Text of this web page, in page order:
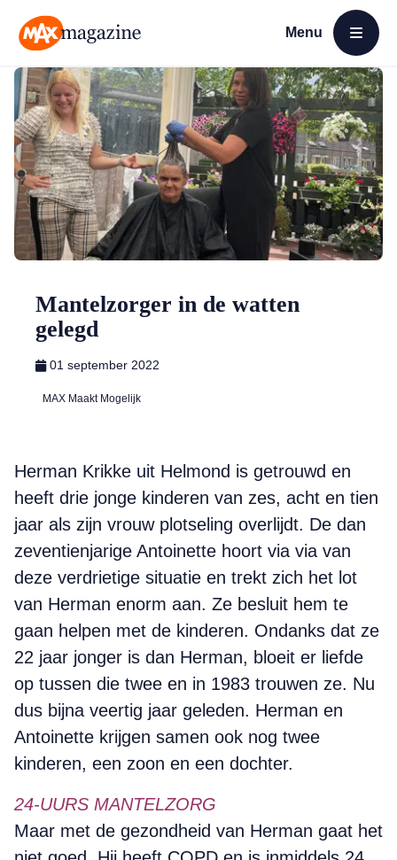
Menu
Open menu
Mantelzorger in de watten
gelegd
01 september 2022
MAX Maakt Mogelijk
Herman Krikke uit Helmond is getrouwd en
heeft drie jonge kinderen van zes, acht en tien
jaar als zijn vrouw plotseling overlijdt. De dan
zeventienjarige Antoinette hoort via via van
deze verdrietige situatie en trekt zich het lot
van Herman enorm aan. Ze besluit hem te
gaan helpen met de kinderen. Ondanks dat ze
22 jaar jonger is dan Herman, bloeit er liefde
op tussen die twee en in 1983 trouwen ze. Nu
dus bijna veertig jaar geleden. Herman en
Antoinette krijgen samen ook nog twee
kinderen, een zoon en een dochter.
24-UURS MANTELZORG
Maar met de gezondheid van Herman gaat het